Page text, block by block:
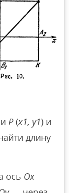
Р(х1, у1) и
длину
ось Ох